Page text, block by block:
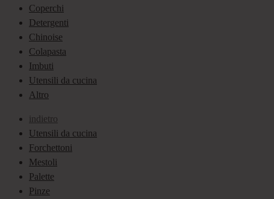
Coperchi
Detergenti
Chinoise
Colapasta
Imbuti
Utensili da cucina
Altro
indietro
Utensili da cucina
Forchettoni
Mestoli
Palette
Pinze